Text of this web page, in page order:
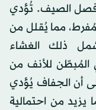
فصل الصيف. تُؤدي
مما يُقلل من
ذلك الغشاء
المُبطّن للأنف من
أن الجفاف يُؤدي
من احتمالية